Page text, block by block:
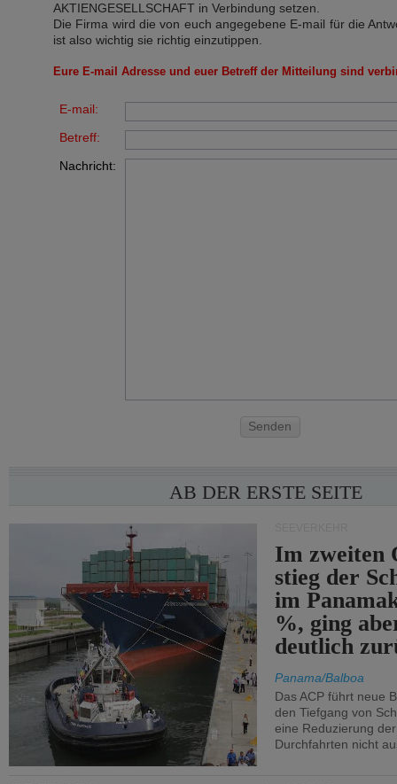
AKTIENGESELLSCHAFT in Verbindung setzen.
Die Firma wird die von euch angegebene E-mail für die
ist also wichtig sie richtig einzutippen.
Eure E-mail Adresse und euer Betreff der Mitteilung sind
E-mail:
Betreff:
Nachricht:
Senden
AB DER ERSTE SEITE
Im zweiten
stieg der
im
%, ging
deutlich
Panama/Balboa
Das ACP führt neue
den Tiefgang von
eine Reduzierung
Durchfahrten nicht